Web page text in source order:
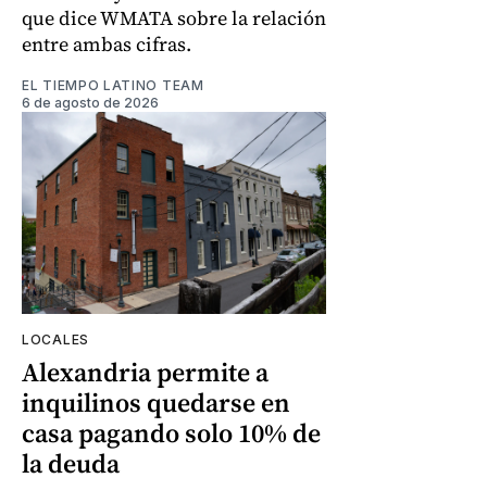
que dice WMATA sobre la relación
entre ambas cifras.
EL TIEMPO LATINO TEAM
6 de agosto de 2026
LOCALES
Alexandria permite a
inquilinos quedarse en
casa pagando solo 10% de
la deuda